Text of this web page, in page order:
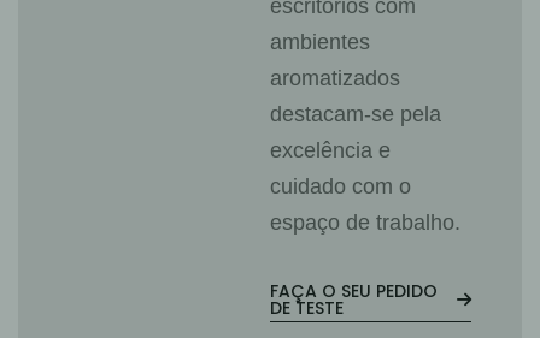
escritórios com
ambientes
aromatizados
destacam-se pela
excelência e
cuidado com o
espaço de trabalho.
FAÇA O SEU PEDIDO
DE TESTE